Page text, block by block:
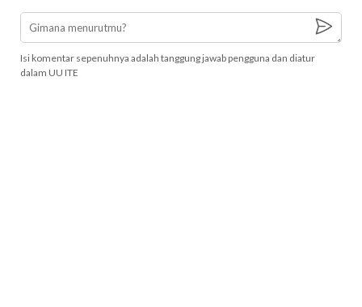
Isi komentar sepenuhnya adalah tanggung jawab pengguna dan diatur
dalam UU ITE